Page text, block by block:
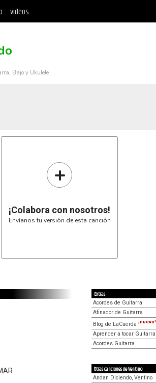
videos
Bajo y Ukulele
+
¡Colabora con nosotros!
Envíanos tu versión de esta canción
Extras
Acordes de Guitarra
Afinador de Guitarra
Blog de LaCuerda ¡nuevo!
Aprender a tocar Guitarra
Acordes Guitarra
Otras canciones de Ventino
Andan Diciendo, Ventino